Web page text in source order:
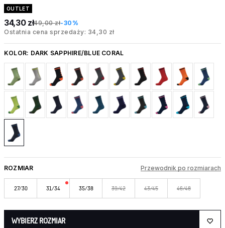
OUTLET
34,30 zł49,00 zł-30%
Ostatnia cena sprzedaży: 34,30 zł
KOLOR: DARK SAPPHIRE/BLUE CORAL
ROZMIAR Przewodnik po rozmiarach
27/30 31/34 35/38 39/42 43/45 46/48
WYBIERZ ROZMIAR